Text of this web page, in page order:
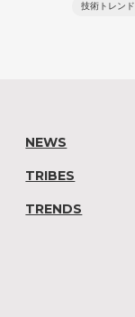
技術トレンド
NEWS
TRIBES
TRENDS